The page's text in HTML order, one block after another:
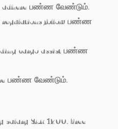
adhere பண்ண வேண்டும்.
regulations follow பண்ண
cargo assist பண்ண
பண்ண வேண்டும்.
salary SAR 1200. Free